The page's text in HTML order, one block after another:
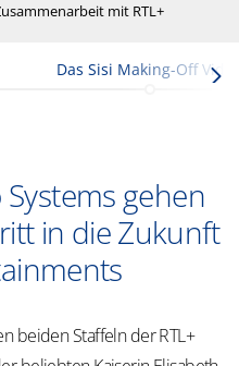
mit RTL+
Das Sisi Making-Off
gehen
in die Zukunft
beiden Staffeln der RTL+